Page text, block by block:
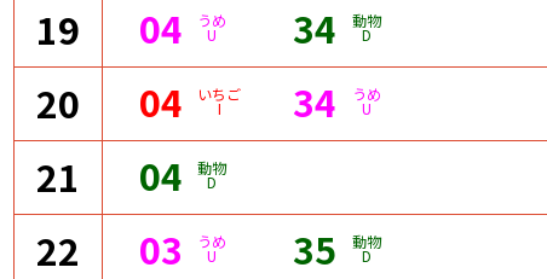
19 04 うめ
U 34 動物
D
20 04 いちご
I 34 うめ
U
21 04 動物
D
22 03 うめ
U 35 動物
D